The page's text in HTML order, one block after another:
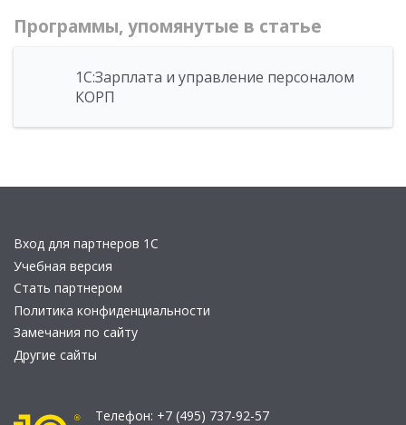
Программы, упомянутые в статье
1С:Зарплата и управление персоналом
КОРП
Вход для партнеров 1С
Учебная версия
Стать партнером
Политика конфиденциальности
Замечания по сайту
Другие сайты
Телефон: +7 (495) 737-92-57